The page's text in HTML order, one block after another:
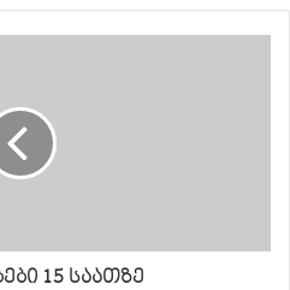
15 საათზე